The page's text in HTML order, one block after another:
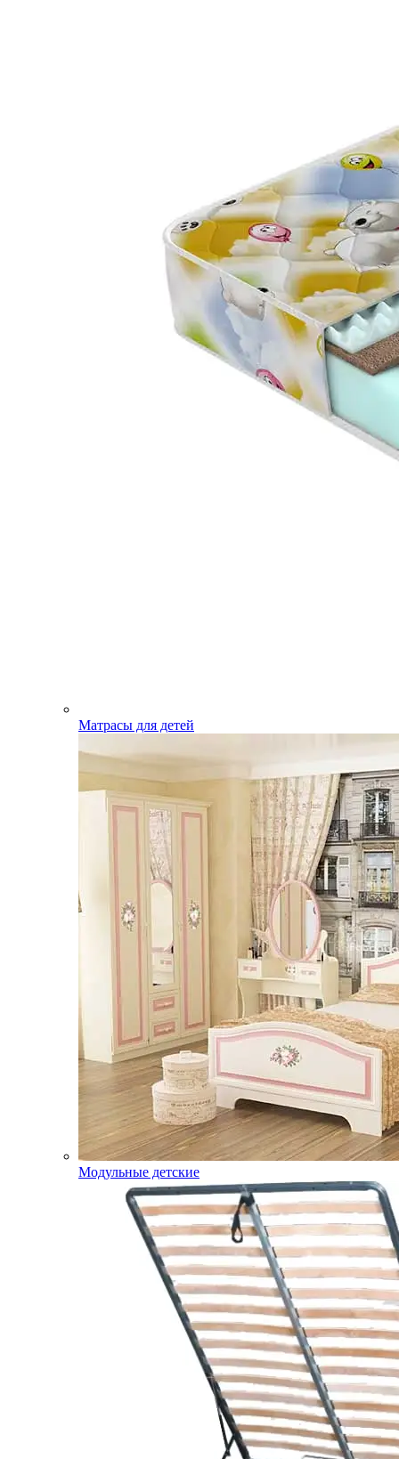
Матрасы для детей
Модульные детские